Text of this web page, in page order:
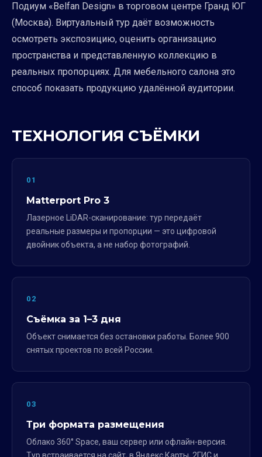
Подиум «Belfan Design» в торговом центре Гранд ЮГ
(Москва). Виртуальный тур даёт возможность
осмотреть экспозицию, оценить организацию
пространства и представленную коллекцию в
реальных пропорциях. Для мебельного салона это
способ показать продукцию удалённой аудитории.
ТЕХНОЛОГИЯ СЪЁМКИ
01
Matterport Pro 3
Лазерное LiDAR-сканирование: тур передаёт
реальные размеры и пропорции — это цифровой
двойник объекта, а не набор фотографий.
02
Съёмка за 1–3 дня
Объект снимается без остановки работы. Более 900
снятых проектов по всей России.
03
Три формата размещения
Облако 360° Space, ваш сервер или офлайн-версия.